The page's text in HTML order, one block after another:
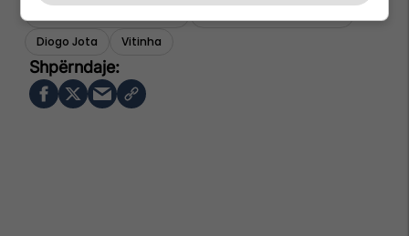
Diogo Jota
Vitinha